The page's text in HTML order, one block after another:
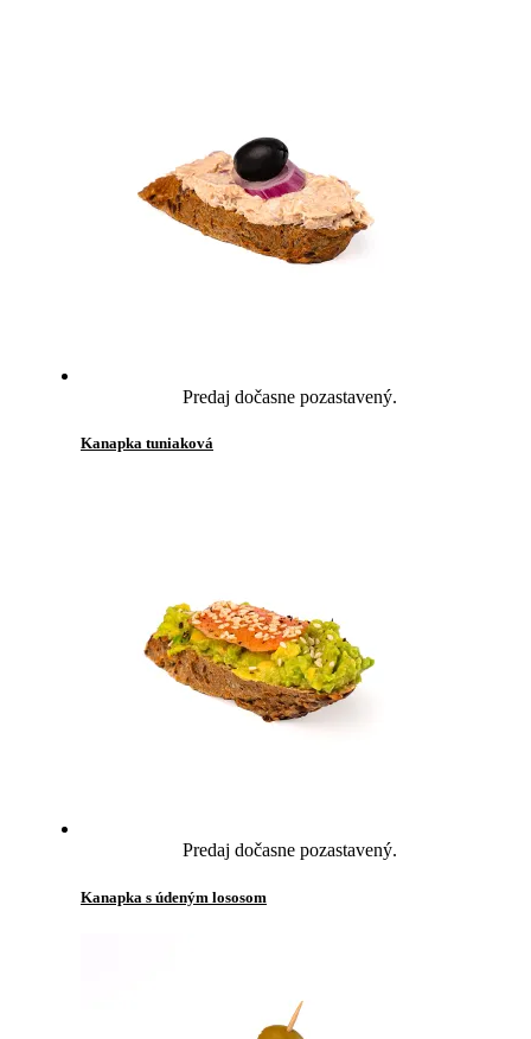
Predaj dočasne pozastavený.
Kanapka tuniaková
Predaj dočasne pozastavený.
Kanapka s údeným lososom